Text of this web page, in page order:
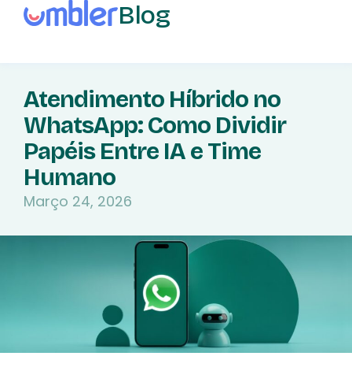
Blog
Atendimento Híbrido no
WhatsApp: Como Dividir
Papéis Entre IA e Time
Humano
Março 24, 2026